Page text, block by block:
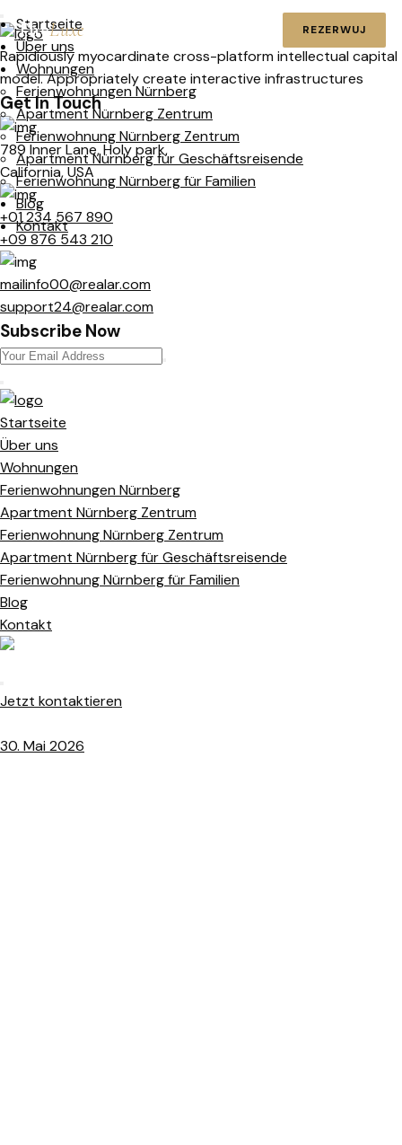
Rapidiously myocardinate cross-platform intellectual capital
model. Appropriately create interactive infrastructures
Get In Touch
789 Inner Lane, Holy park,
California, USA
+01 234 567 890
+09 876 543 210
mailinfo00@realar.com
support24@realar.com
Subscribe Now
Startseite
Über uns
Wohnungen
Ferienwohnungen Nürnberg
Apartment Nürnberg Zentrum
Ferienwohnung Nürnberg Zentrum
Apartment Nürnberg für Geschäftsreisende
Ferienwohnung Nürnberg für Familien
Blog
Kontakt
Startseite
Über uns
Wohnungen
Ferienwohnungen Nürnberg
Apartment Nürnberg Zentrum
Ferienwohnung Nürnberg Zentrum
Apartment Nürnberg für Geschäftsreisende
Ferienwohnung Nürnberg für Familien
Blog
Kontakt
Jetzt kontaktieren
30. Mai 2026
TheLuxe REZERWUJ